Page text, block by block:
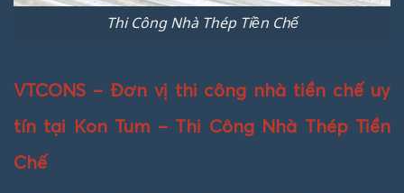
Thi Công Nhà Thép Tiền Chế
VTCONS – Đơn vị thi công nhà tiền chế uy
tín tại Kon Tum – Thi Công Nhà Thép Tiền
Chế